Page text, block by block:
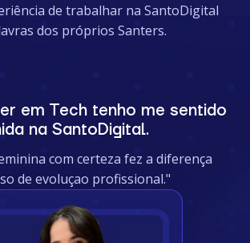
de trabalhar na SantoDigital
dos próprios Santers.
em Tech tenho me sentido
na SantoDigital.
com certeza fez a diferença
de evoluçao profissional."